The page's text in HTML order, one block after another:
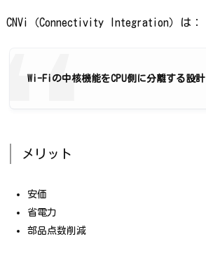
CNVi（Connectivity Integration）は：
Wi-Fiの中核機能をCPU側に分離する設計
メリット
安価
省電力
部品点数削減